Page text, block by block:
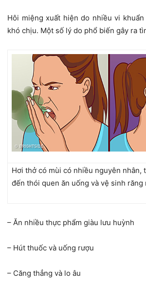
Hôi miệng xuất hiện do nhiều vi
khó chịu. Một số lý do phổ biến gây ra
Hơi thở có mùi có nhiều nguyên nhân,
đến thói quen ăn uống và vệ sinh răng
– Ăn nhiều thực phẩm giàu lưu huỳnh
– Hút thuốc và uống rượu
– Căng thẳng và lo âu